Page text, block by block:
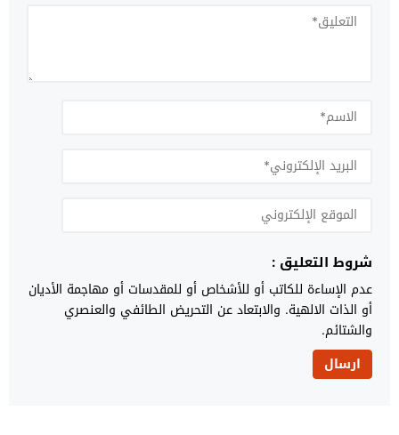
شروط التعليق :
عدم الإساءة للكاتب أو للأشخاص أو للمقدسات أو مهاجمة الأديان
أو الذات الالهية. والابتعاد عن التحريض الطائفي والعنصري
والشتائم.